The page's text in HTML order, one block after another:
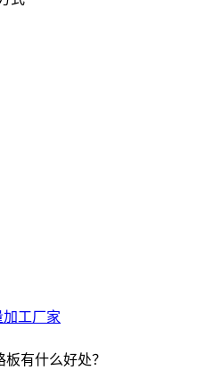
加工厂家
有什么好处？